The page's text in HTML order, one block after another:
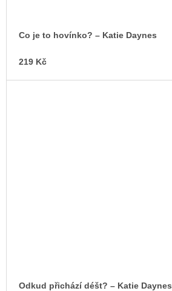
Co je to hovínko? – Katie Daynes
219 Kč
Odkud přichází déšt? – Katie Daynes